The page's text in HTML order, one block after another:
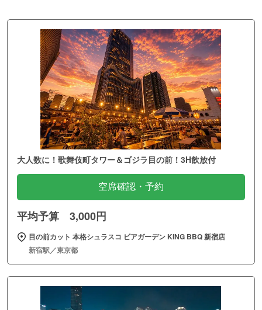
大人数に！歌舞伎町タワー＆ゴジラ目の前！3H飲放付
空席確認・予約
平均予算 3,000円
目の前カット 本格シュラスコ ビアガーデン KING BBQ 新宿店
新宿駅／東京都